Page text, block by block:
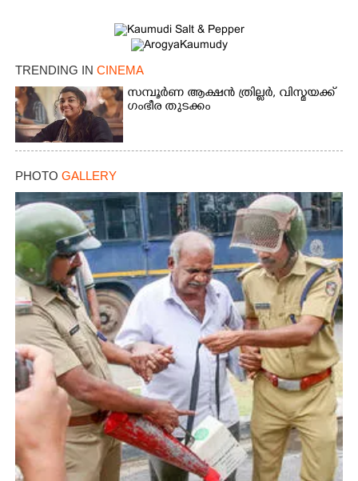
TRENDING IN CINEMA
സമ്പൂർണ ആക്ഷൻ ത്രില്ലർ,​ വിസ്മയക്ക്
ഗംഭീര തുടക്കം
PHOTO GALLERY